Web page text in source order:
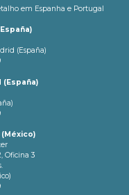
em Espanha e Portugal
(España)
Oficina 3